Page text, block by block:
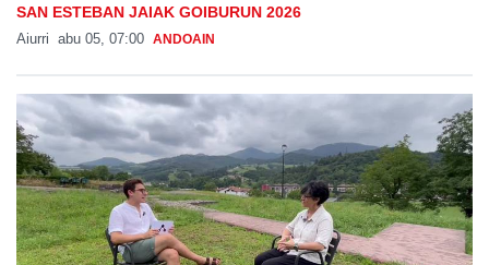
SAN ESTEBAN JAIAK GOIBURUN 2026
Aiurri abu 05, 07:00 ANDOAIN